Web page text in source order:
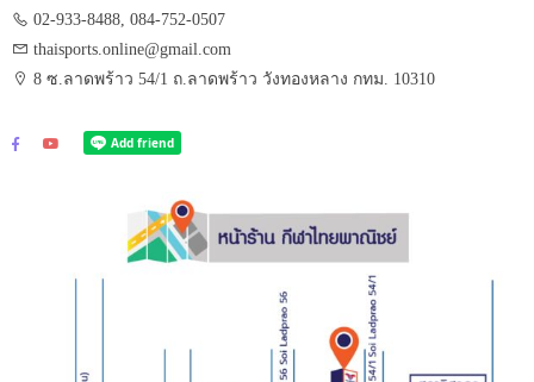
02-933-8488, 084-752-0507
thaisports.online@gmail.com
8 ซ.ลาดพร้าว 54/1 ถ.ลาดพร้าว วังทองหลาง กทม. 10310